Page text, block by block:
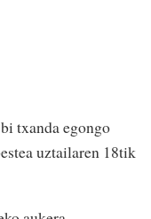
txanda egongo
uztailaren 18tik